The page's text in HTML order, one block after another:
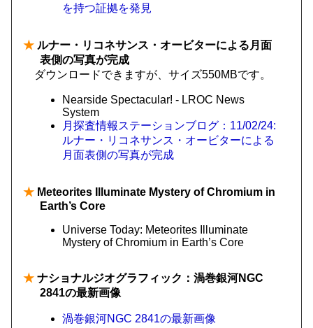
を持つ証拠を発見
★ ルナー・リコネサンス・オービターによる月面
表側の写真が完成
ダウンロードできますが、サイズ550MBです。
Nearside Spectacular! - LROC News
System
月探査情報ステーションブログ：11/02/24:
ルナー・リコネサンス・オービターによる
月面表側の写真が完成
★ Meteorites Illuminate Mystery of Chromium in
Earth’s Core
Universe Today: Meteorites Illuminate
Mystery of Chromium in Earth’s Core
★ ナショナルジオグラフィック：渦巻銀河NGC
2841の最新画像
渦巻銀河NGC 2841の最新画像